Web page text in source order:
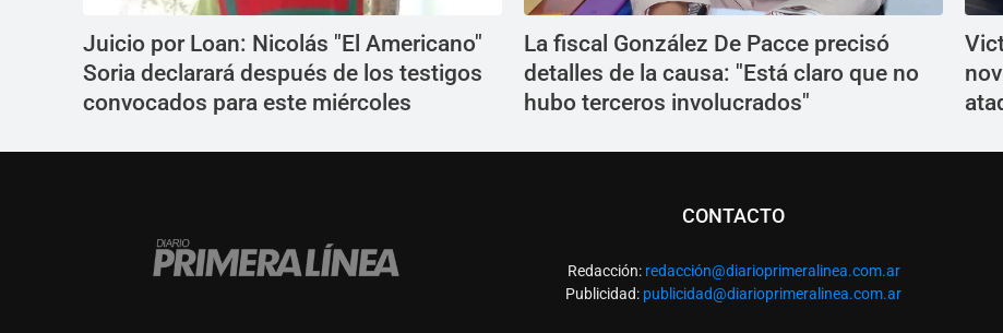
Juicio por Loan: Nicolás "El Americano"
Soria declarará después de los testigos
convocados para este miércoles
La fiscal González De Pacce precisó
detalles de la causa: "Está claro que no
hubo terceros involucrados"
CONTACTO
Redacción: redacción@diarioprimeralinea.com.ar
Publicidad: publicidad@diarioprimeralinea.com.ar